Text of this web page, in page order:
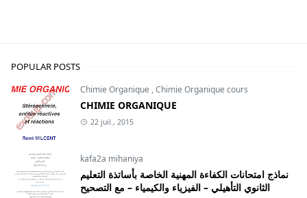
POPULAR POSTS
Chimie Organique ,Chimie Organique cours
CHIMIE ORGANIQUE
22 juil., 2015
kafa2a mihaniya
نماذج امتحانات الكفاءة المهنية الخاصة بأساتذة التعليم
الثانوي التأهيلي – الفيزياء والكيمياء – مع التصحيح